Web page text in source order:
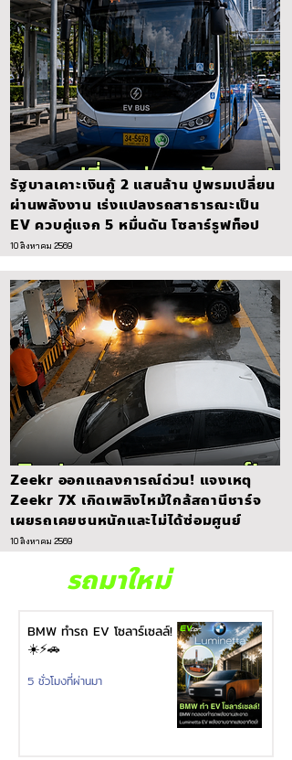
รัฐบาลเคาะเงินกู้ 2 แสนล้าน ปูพรมเปลี่ยน
ผ่านพลังงาน เร่งแปลงรถสาธารณะเป็น
EV ควบคู่แจก 5 หมื่นดัน โซลาร์รูฟท็อป
10 สิงหาคม 2569
Zeekr ออกแถลงการณ์ด่วน! แจงเหตุ
Zeekr 7X เกิดเพลิงไหม้ใกล้สถานีชาร์จ
เผยรถเคยชนหนักและไม่ได้ซ่อมศูนย์
10 สิงหาคม 2569
รถมาใหม่
BMW ทำรถ EV โซลาร์เซลล์!
☀️⚡🚗
5 ชั่วโมงที่ผ่านมา